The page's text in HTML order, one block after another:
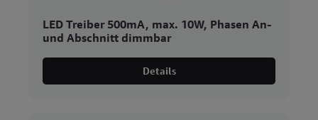
LED Treiber 500mA, max. 10W, Phasen An-
und Abschnitt dimmbar
Details